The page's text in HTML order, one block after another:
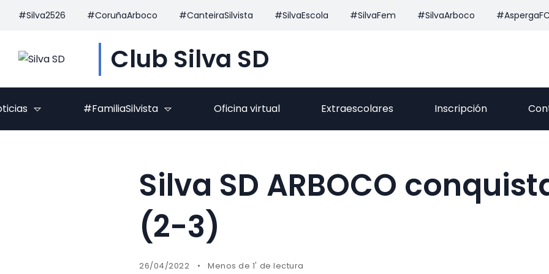
#Silva2526 #CoruñaArboco #CanteiraSilvista #SilvaEscola #SilvaFem #SilvaArboco #AspergaFC
Club Silva SD
#FamiliaSilvista Oficina virtual Extraescolares Inscripción
Silva SD ARBOCO
(2-3)
26/04/2022 Menos de 1' de lectura